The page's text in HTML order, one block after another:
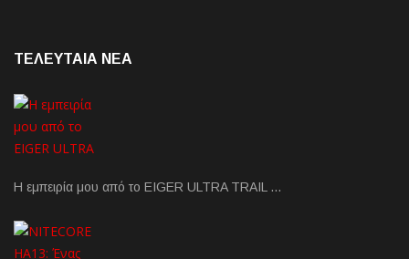
ΤΕΛΕΥΤΑΙΑ NEA
Η εμπειρία μου από το EIGER ULTRA TRAIL …